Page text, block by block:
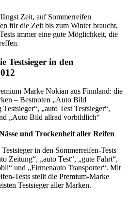
Zeit, auf Sommerreifen
für die Zeit bis zum Winter braucht,
immer eine gute Möglichkeit, die
Testsieger in den
Marke Nokian aus Finnland: die
– Bestnoten „Auto Bild
„auto Test Testsieger“,
„Auto Bild allrad vorbildlich“
und Trockenheit aller Reifen
in den Sommerreifen-Tests
Zeitung“, „auto Test“, „gute Fahrt“,
und „Firmenauto Transporter“. Mit
Tests stellt die Premium-Marke
Testsieger aller Marken.